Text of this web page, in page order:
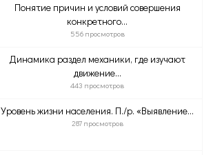
Понятие причин и условий совершения
конкретного...
556 просмотров
Динамика раздел механики, где изучают
движение...
443 просмотров
Уровень жизни населения. П./р. «Выявление...
287 просмотров